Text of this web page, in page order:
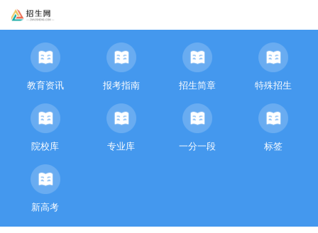
教育资讯 报考指南 招生简章 特殊招生
院校库 专业库 一分一段 标签
新高考